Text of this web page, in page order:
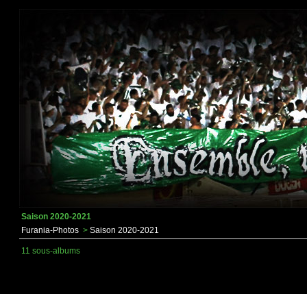
Saison 2020-2021
Furania-Photos > Saison 2020-2021
11 sous-albums